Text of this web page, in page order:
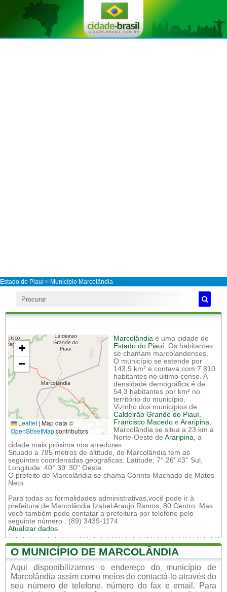
Estado de Piauí > Município Marcolândia
+
−
Leaflet | Map data ©
OpenStreetMapcontributors
Marcolândia é uma cidade de
Estado do Piauí. Os habitantes
se chamam marcolandenses.
O município se estende por
143,9 km² e contava com 7 810
habitantes no último censo. A
densidade demográfica é de
54,3 habitantes por km² no
território do município.
Vizinho dos municípios de
Caldeirão Grande do Piauí,
Francisco Macedo e Araripina,
Marcolândia se situa a 23 km a
Norte-Oeste de Araripina, a
cidade mais próxima nos arredores.
Situado a 785 metros de altitude, de Marcolândia tem as
seguintes coordenadas geográficas: Latitude: 7° 26' 43'' Sul,
Longitude: 40° 39' 30'' Oeste.
O prefeito de Marcolândia se chama Corinto Machado de Matos
Neto.
Para todas as formalidades administrativas,você pode ir à
prefeitura de Marcolândia Izabel Araujo Ramos, 80 Centro. Mas
você também pode contatar a prefeitura por telefone pelo
seguinte número : (89) 3439-1174
Atualizar dados.
O MUNICÍPIO DE MARCOLÂNDIA
Aqui disponibilizamos o endereço do município de
Marcolândia assim como meios de contactá-lo através do
seu número de telefone, número do fax e email. Para